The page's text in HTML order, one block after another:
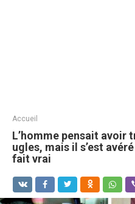
Accueil
L’homme pensait avoir
ugles, mais il s’est
fait vrai